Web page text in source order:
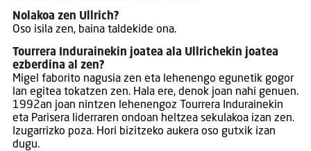
Nolakoa zen Ullrich?
Oso isila zen, baina taldekide ona.
Tourrera Indurainekin joatea ala Ullrichekin joatea
ezberdina al zen?
Migel faborito nagusia zen eta lehenengo egunetik gogor
lan egitea tokatzen zen. Hala ere, denok joan nahi genuen.
1992an joan nintzen lehenengoz Tourrera Indurainekin
eta Parisera liderraren ondoan heltzea sekulakoa izan zen.
Izugarrizko poza. Hori bizitzeko aukera oso gutxik izan
dugu.